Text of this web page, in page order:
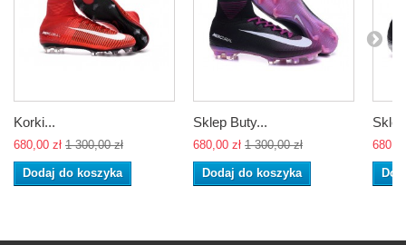
Korki...
680,00 zł 1 300,00 zł
Dodaj do koszyka
Sklep Buty...
680,00 zł 1 300,00 zł
Dodaj do koszyka